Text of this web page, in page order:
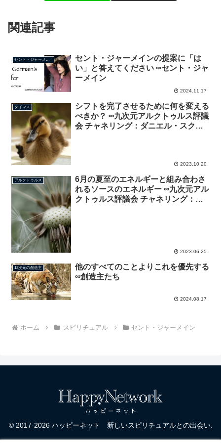
関連記事
セント・ジャーメインの提案に「は
い」と答えてください ∞セント・ジャ
ーメイン
2024.11.17
タイマス
シフトを完了させるために何を変える
べきか？ ∞九次元アルクトゥルス評議
会 チャネリング：ダニエル・スクラ
2023.10.20
アルクトゥルス
6月の夏至のエネルギーと組み合わさ
れるソースのエネルギー ∞九次元アル
クトゥルス評議会 チャネリング：ダ
2023.06.25
12次元の創造主
他のすべてのことよりこれを優先する
∞創造主たち
2024.08.17
ホーム スピリチュアル セント・ジャーメイン
© 2017-2026 ハッピーネット 新しいスピリチュアルとの出会い.